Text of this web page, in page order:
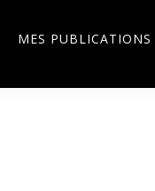
MES PUBLICATIONS